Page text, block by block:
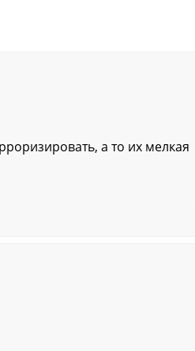
а то их мелкая